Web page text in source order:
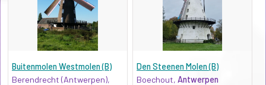
Buitenmolen Westmolen (B)
Berendrecht (Antwerpen),
Den Steenen Molen (B)
Boechout,Antwerpen